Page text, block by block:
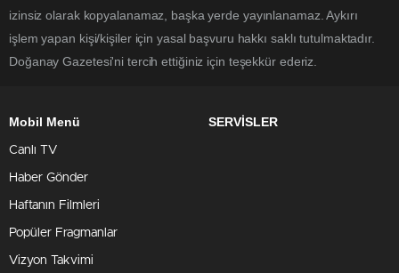
izinsiz olarak kopyalanamaz, başka yerde yayınlanamaz. Aykırı
işlem yapan kişi/kişiler için yasal başvuru hakkı saklı tutulmaktadır.
Doğanay Gazetesi'ni tercih ettiğiniz için teşekkür ederiz.
Mobil Menü
Canlı TV
Haber Gönder
Haftanın Filmleri
Popüler Fragmanlar
Vizyon Takvimi
SERVİSLER